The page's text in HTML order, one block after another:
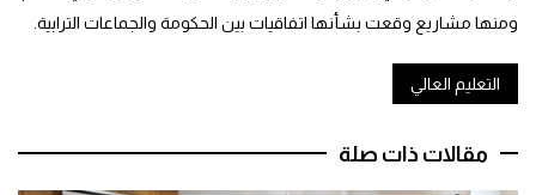
ومنها مشاريع وقعت بشأنها اتفاقيات بين الحكومة والجماعات الترابية.
التعليم العالي
مقالات ذات صلة